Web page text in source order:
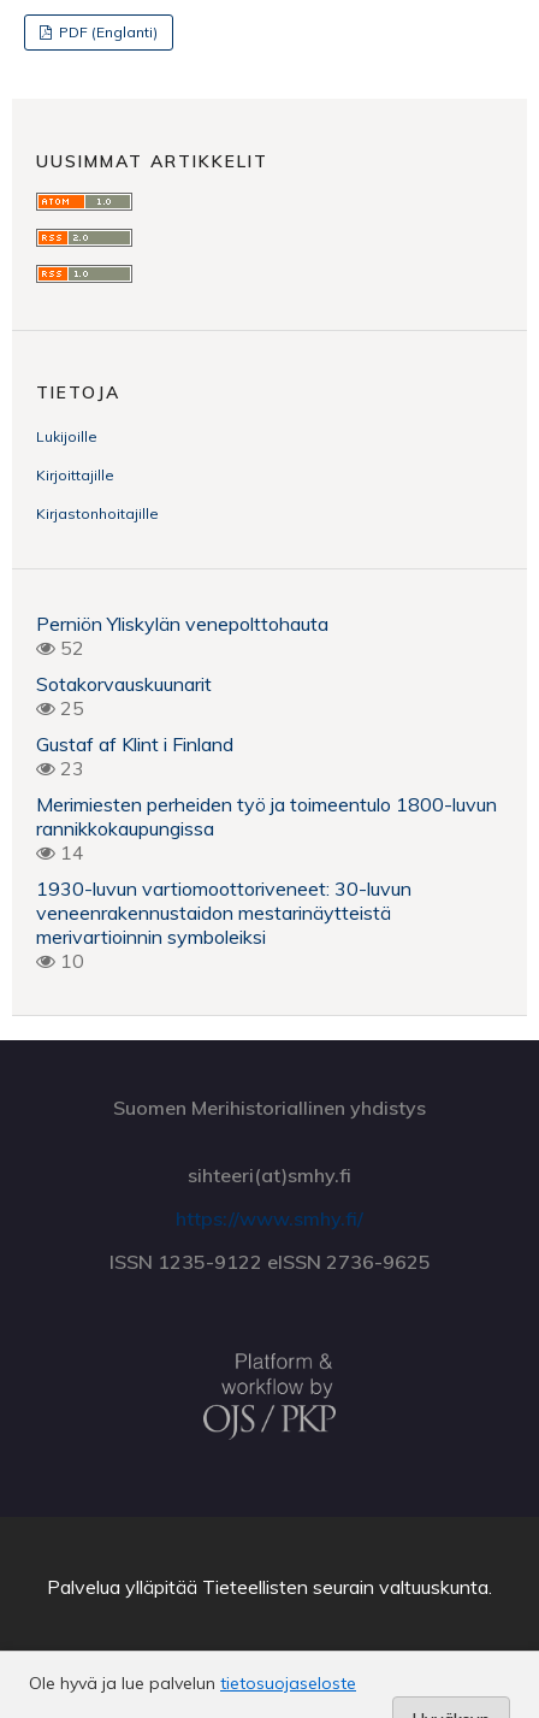
PDF (Englanti)
UUSIMMAT ARTIKKELIT
TIETOJA
Lukijoille
Kirjoittajille
Kirjastonhoitajille
Perniön Yliskylän venepolttohauta
52
Sotakorvauskuunarit
25
Gustaf af Klint i Finland
23
Merimiesten perheiden työ ja toimeentulo 1800-luvun
rannikkokaupungissa
14
1930-luvun vartiomoottoriveneet: 30-luvun
veneenrakennustaidon mestarinäytteistä
merivartioinnin symboleiksi
10
Suomen Merihistoriallinen yhdistys
sihteeri(at)smhy.fi
https://www.smhy.fi/
ISSN 1235-9122 eISSN 2736-9625
Ole hyvä ja lue palvelun tietosuojaseloste
Palvelua ylläpitää Tieteellisten seurain valtuuskunta